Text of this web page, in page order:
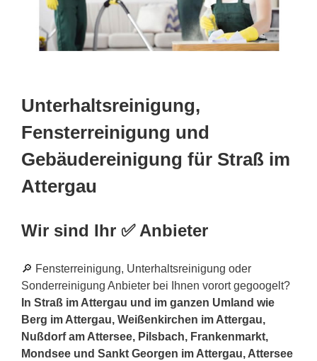
Unterhaltsreinigung,
Fensterreinigung und
Gebäudereinigung für Straß im
Attergau
Wir sind Ihr ✅ Anbieter
🔎 Fensterreinigung, Unterhaltsreinigung oder
Sonderreinigung Anbieter bei Ihnen vorort gegoogelt?
In Straß im Attergau und im ganzen Umland wie
Berg im Attergau, Weißenkirchen im Attergau,
Nußdorf am Attersee, Pilsbach, Frankenmarkt,
Mondsee und Sankt Georgen im Attergau, Attersee